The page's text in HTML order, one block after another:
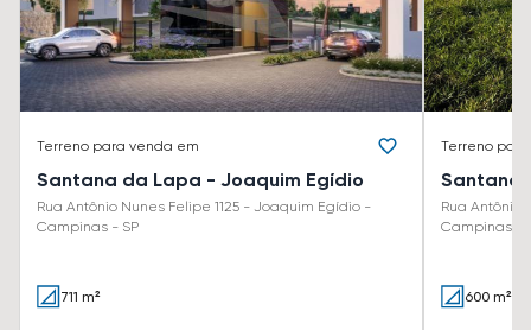
Terreno para venda em
Santana da Lapa - Joaquim Egídio
Rua Antônio Nunes Felipe 1125 - Joaquim Egídio -
Campinas - SP
711 m²
Terreno
Santana
Rua Antônio
Campinas -
600 m²